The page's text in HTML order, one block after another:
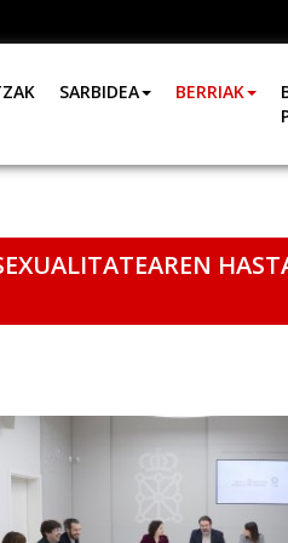
SARBIDEA BERRIAK